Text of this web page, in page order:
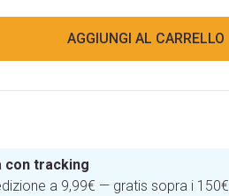
AGGIUNGI AL CARRELLO
con tracking
a 9,99€ — gratis sopra i 150€